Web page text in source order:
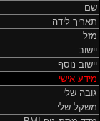
שם
תאריך לידה
מזל
יישוב
יישוב נוסף
מידע אישי
גובה שלי
משקל שלי